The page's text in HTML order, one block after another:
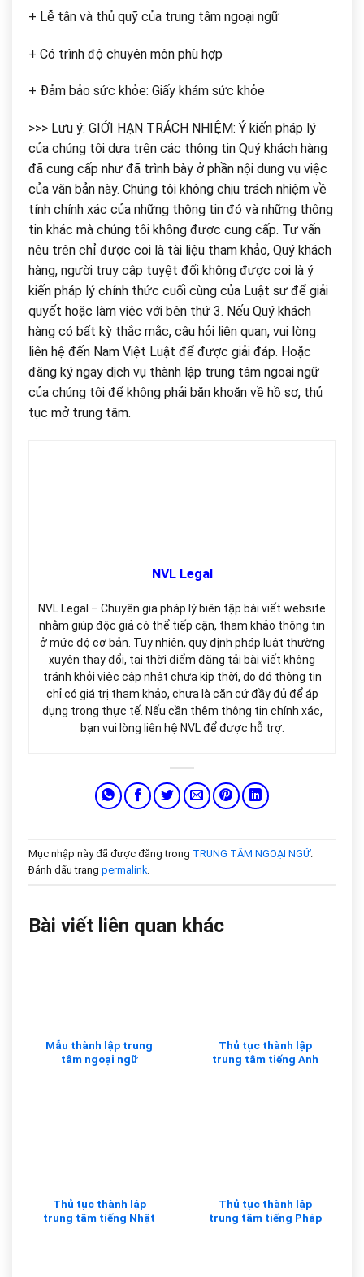
+ Lễ tân và thủ quỹ của trung tâm ngoại ngữ
+ Có trình độ chuyên môn phù hợp
+ Đảm bảo sức khỏe: Giấy khám sức khỏe
>>> Lưu ý: GIỚI HẠN TRÁCH NHIỆM: Ý kiến pháp lý
của chúng tôi dựa trên các thông tin Quý khách hàng
đã cung cấp như đã trình bày ở phần nội dung vụ việc
của văn bản này. Chúng tôi không chịu trách nhiệm về
tính chính xác của những thông tin đó và những thông
tin khác mà chúng tôi không được cung cấp. Tư vấn
nêu trên chỉ được coi là tài liệu tham khảo, Quý khách
hàng, người truy cập tuyệt đối không được coi là ý
kiến pháp lý chính thức cuối cùng của Luật sư để giải
quyết hoặc làm việc với bên thứ 3. Nếu Quý khách
hàng có bất kỳ thắc mắc, câu hỏi liên quan, vui lòng
liên hệ đến Nam Việt Luật để được giải đáp. Hoặc
đăng ký ngay dịch vụ thành lập trung tâm ngoại ngữ
của chúng tôi để không phải băn khoăn về hồ sơ, thủ
tục mở trung tâm.
NVL Legal
NVL Legal – Chuyên gia pháp lý biên tập bài viết website
nhằm giúp độc giả có thể tiếp cận, tham khảo thông tin
ở mức độ cơ bản. Tuy nhiên, quy định pháp luật thường
xuyên thay đổi, tại thời điểm đăng tải bài viết không
tránh khỏi việc cập nhật chưa kịp thời, do đó thông tin
chỉ có giá trị tham khảo, chưa là căn cứ đầy đủ để áp
dụng trong thực tế. Nếu cần thêm thông tin chính xác,
bạn vui lòng liên hệ NVL để được hỗ trợ.
Mục nhập này đã được đăng trong TRUNG TÂM NGOẠI NGỮ.
Đánh dấu trang permalink
Bài viết liên quan khác
Mẫu thành lập trung
tâm ngoại ngữ
Thủ tục thành lập
trung tâm tiếng Anh
Thủ tục thành lập
trung tâm tiếng Nhật
Thủ tục thành lập
trung tâm tiếng Pháp